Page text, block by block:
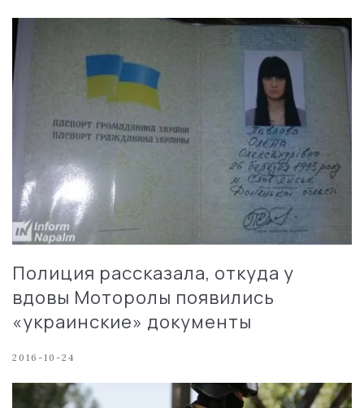
Полиция рассказала, откуда у
вдовы Моторолы появились
«украинские» документы
2016-10-24